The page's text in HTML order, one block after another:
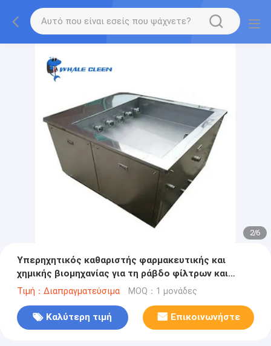
2/6
Υπερηχητικός καθαριστής φαρμακευτικής και
χημικής βιομηχανίας για τη ράβδο φίλτρων και
τιτανίου
Τιμή：Διαπραγματεύσιμα MOQ：1 μονάδες
Καλύτερη τιμή Επικοινωνήστε